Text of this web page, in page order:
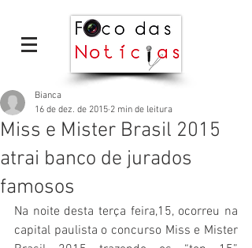
Miss e Mister Brasil 2015
atrai banco de jurados
famosos
Bianca
16 de dez. de 2015 2 min de leitura
Na noite desta terça feira,15, ocorreu na
capital paulista o concurso Miss e Mister